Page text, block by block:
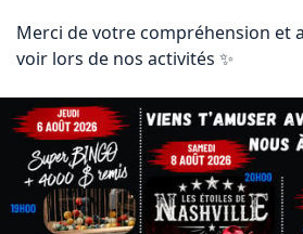
Merci de votre compréhension et
voir lors de nos activités ✨